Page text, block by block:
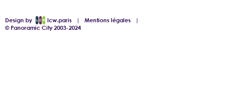
Design by lcw.paris |Mentions légales |
© Panoramic City 2003-2024